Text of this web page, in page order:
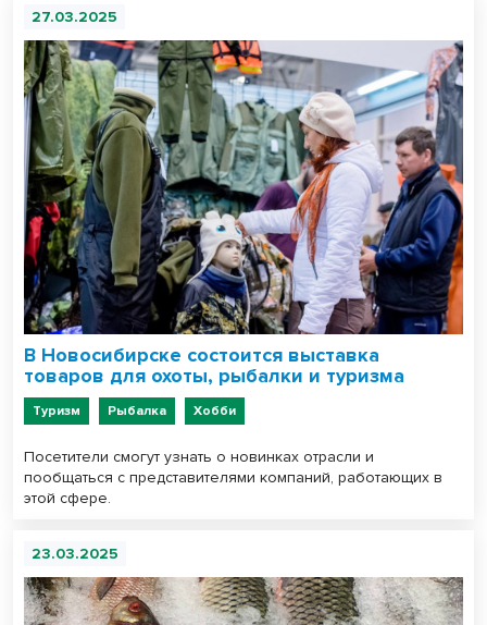
27.03.2025
В Новосибирске состоится выставка
товаров для охоты, рыбалки и туризма
Туризм Рыбалка Хобби
Посетители смогут узнать о новинках отрасли и
пообщаться с представителями компаний, работающих в
этой сфере.
23.03.2025